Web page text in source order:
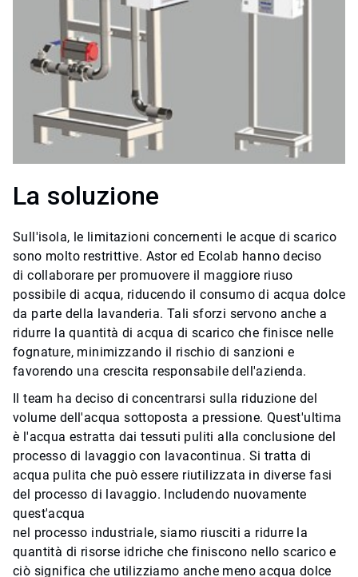
La soluzione
Sull'isola, le limitazioni concernenti le acque di scarico
sono molto restrittive. Astor ed Ecolab hanno deciso
di collaborare per promuovere il maggiore riuso
possibile di acqua, riducendo il consumo di acqua dolce
da parte della lavanderia. Tali sforzi servono anche a
ridurre la quantità di acqua di scarico che finisce nelle
fognature, minimizzando il rischio di sanzioni e
favorendo una crescita responsabile dell'azienda.
Il team ha deciso di concentrarsi sulla riduzione del
volume dell'acqua sottoposta a pressione. Quest'ultima
è l'acqua estratta dai tessuti puliti alla conclusione del
processo di lavaggio con lavacontinua. Si tratta di
acqua pulita che può essere riutilizzata in diverse fasi
del processo di lavaggio. Includendo nuovamente
quest'acqua
nel processo industriale, siamo riusciti a ridurre la
quantità di risorse idriche che finiscono nello scarico e
ciò significa che utilizziamo anche meno acqua dolce